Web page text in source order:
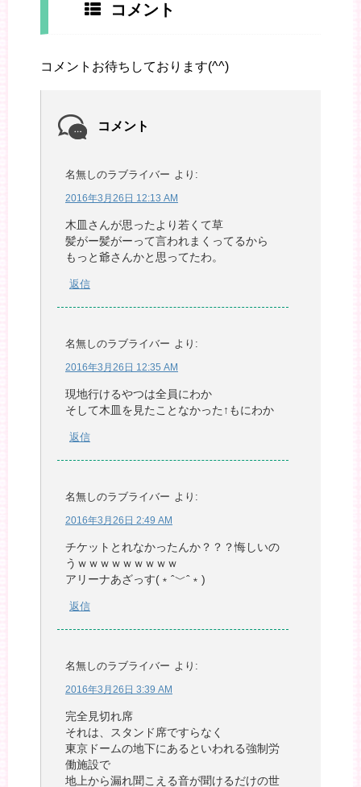
コメント
コメントお待ちしております(^^)
コメント
名無しのラブライバー より:
2016年3月26日 12:13 AM
木皿さんが思ったより若くて草
髪がー髪がーって言われまくってるから
もっと爺さんかと思ってたわ。
返信
名無しのラブライバー より:
2016年3月26日 12:35 AM
現地行けるやつは全員にわか
そして木皿を見たことなかった↑もにわか
返信
名無しのラブライバー より:
2016年3月26日 2:49 AM
チケットとれなかったんか？？？悔しいの
うｗｗｗｗｗｗｗｗｗ
アリーナあざっす(﹡ˆ﹀ˆ﹡)
返信
名無しのラブライバー より:
2016年3月26日 3:39 AM
完全見切れ席
それは、スタンド席ですらなく
東京ドームの地下にあるといわれる強制労
働施設で
地上から漏れ聞こえる音が聞けるだけの世